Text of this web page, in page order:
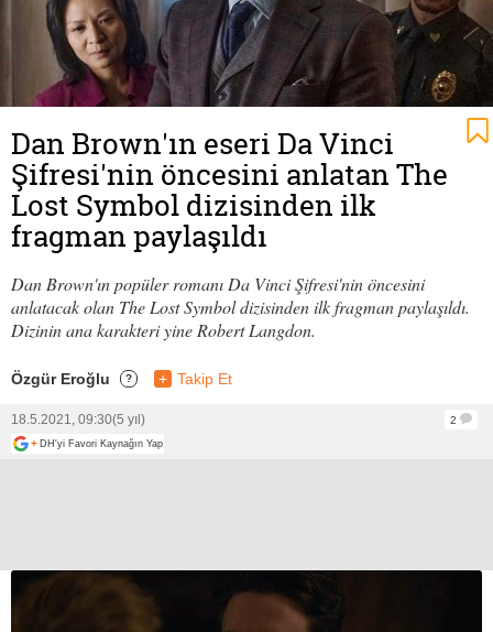
Dan Brown'ın eseri Da Vinci
Şifresi'nin öncesini anlatan The
Lost Symbol dizisinden ilk
fragman paylaşıldı
Dan Brown'ın popüler romanı Da Vinci Şifresi'nin öncesini
anlatacak olan The Lost Symbol dizisinden ilk fragman paylaşıldı.
Dizinin ana karakteri yine Robert Langdon.
Özgür Eroğlu ? + Takip Et
18.5.2021, 09:30(5 yıl)
2
+ DH'yi Favori Kaynağın Yap